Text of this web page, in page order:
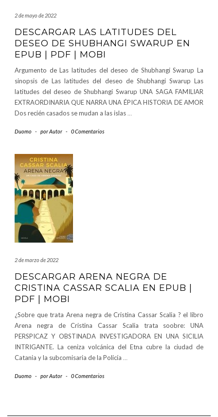
2 de mayo de 2022
DESCARGAR LAS LATITUDES DEL
DESEO DE SHUBHANGI SWARUP EN
EPUB | PDF | MOBI
Argumento de Las latitudes del deseo de Shubhangi Swarup La
sinopsis de Las latitudes del deseo de Shubhangi Swarup Las
latitudes del deseo de Shubhangi Swarup UNA SAGA FAMILIAR
EXTRAORDINARIA QUE NARRA UNA ÉPICA HISTORIA DE AMOR
Dos recién casados se mudan a las islas …
Duomo - porAutor - 0 Comentarios
2 de marzo de 2022
DESCARGAR ARENA NEGRA DE
CRISTINA CASSAR SCALIA EN EPUB |
PDF | MOBI
¿Sobre que trata Arena negra de Cristina Cassar Scalia ? el libro
Arena negra de Cristina Cassar Scalia trata soobre: UNA
PERSPICAZ Y OBSTINADA INVESTIGADORA EN UNA SICILIA
INTRIGANTE. La ceniza volcánica del Etna cubre la ciudad de
Catania y la subcomisaria de la Policía …
Duomo - porAutor - 0 Comentarios